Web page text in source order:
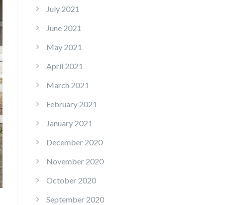
July 2021
June 2021
May 2021
April 2021
March 2021
February 2021
January 2021
December 2020
November 2020
October 2020
September 2020